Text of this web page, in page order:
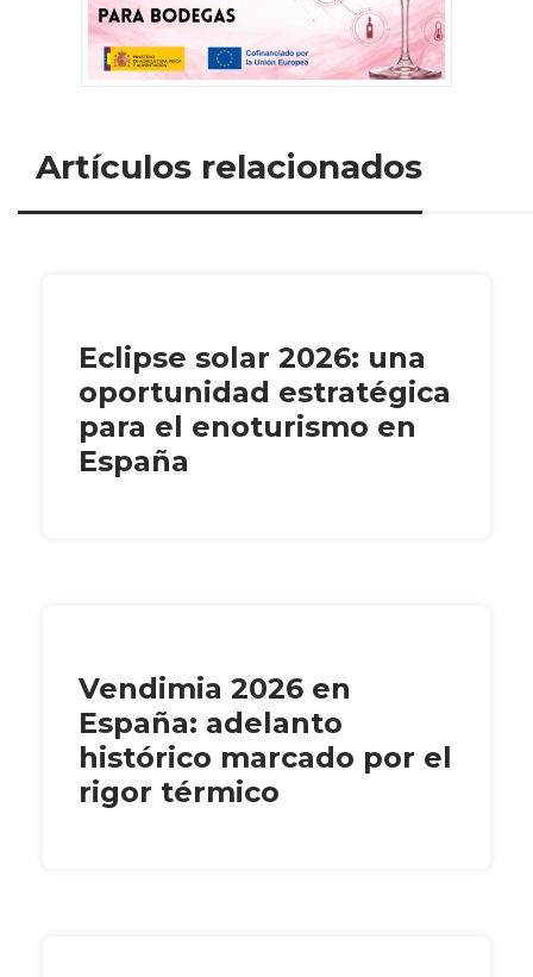
Artículos relacionados
Eclipse solar 2026: una
oportunidad estratégica
para el enoturismo en
España
Vendimia 2026 en
España: adelanto
histórico marcado por el
rigor térmico